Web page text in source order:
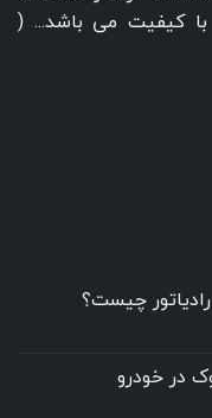
کیفیت می باشد... (
چیست؟
در خودرو